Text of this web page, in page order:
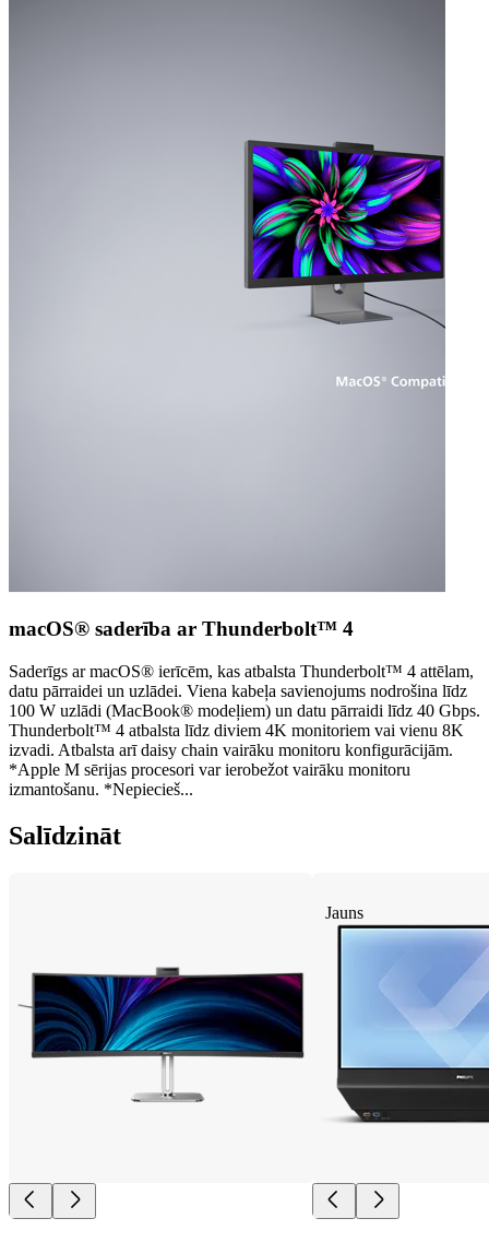
macOS® saderība ar Thunderbolt™ 4
Saderīgs ar macOS® ierīcēm, kas atbalsta Thunderbolt™ 4 attēlam,
datu pārraidei un uzlādei. Viena kabeļa savienojums nodrošina līdz
100 W uzlādi (MacBook® modeļiem) un datu pārraidi līdz 40 Gbps.
Thunderbolt™ 4 atbalsta līdz diviem 4K monitoriem vai vienu 8K
izvadi. Atbalsta arī daisy chain vairāku monitoru konfigurācijām.
*Apple M sērijas procesori var ierobežot vairāku monitoru
izmantošanu. *Nepiecieš...
Salīdzināt
Jauns